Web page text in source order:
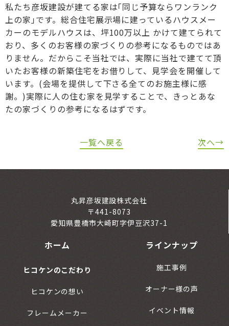
私たち彦坂建設が建てる家は｢同じ予算ならワンランク
上の家｣です。総合住宅展示場に建っているハウスメー
カーのモデルハウスは、坪100万以上 かけて建てられて
おり、多くのお客様の家づくりの参考になるものではあ
りません。だからこそ当社では、実際に当社で建てて頂
いたお客様の新築住宅をお借りして、見学会を開催して
います。(会場を提供して下さる全てのお施主様に感
謝。)実際に人の住む家を見学することで、きっとあな
たの家づくりの参考になるはずです。
一覧へ戻る 次へ→
丸昇彦坂建設株式会社
〒441-8073
愛知県豊橋市大崎町字伊豆沢37-1
ホーム
ヒコケンのこだわり
ヒコケンの想い
フレームメーカー
ラインナップ
施工事例
オーナー様の声
イベント情報